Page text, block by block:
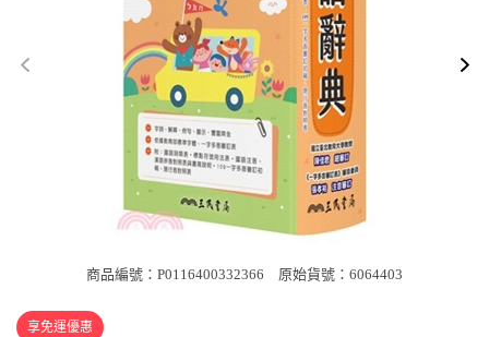
商品編號：P0116400332366 原始貨號：6064403
享免運優惠